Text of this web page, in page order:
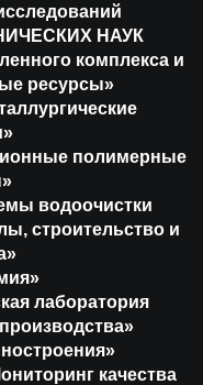
НАУК
комплекса и
ресурсы»
полимерные
водоочистки
строительство и
лаборатория
качества